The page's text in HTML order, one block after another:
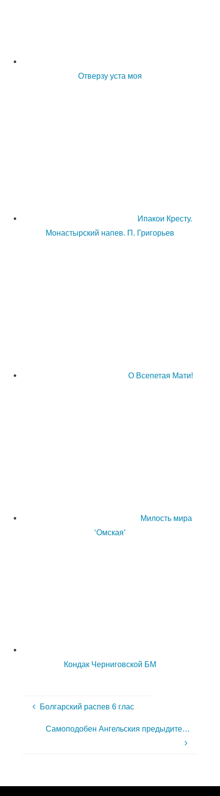
Отверзу уста моя
Ипакои Кресту.
Монастырский напев. П. Григорьев
О Всепетая Мати!
Милость мира
‘Омская’
Кондак Черниговской БМ
Болгарский распев 6 глас
Самоподобен Ангельския предыдите…